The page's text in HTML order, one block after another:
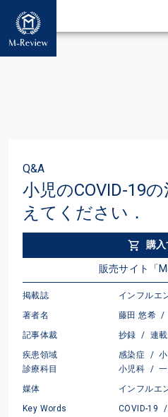
Q&A
小児のCOVID-19
えてください．
購
販売サイト「
掲載誌
インフルエ
著者名
藤田 悠希 /
記事体裁
抄録 / 連載
疾患領域
感染症 /
診療科目
小児科 /
媒体
インフルエ
Key Words
COVID-19 /